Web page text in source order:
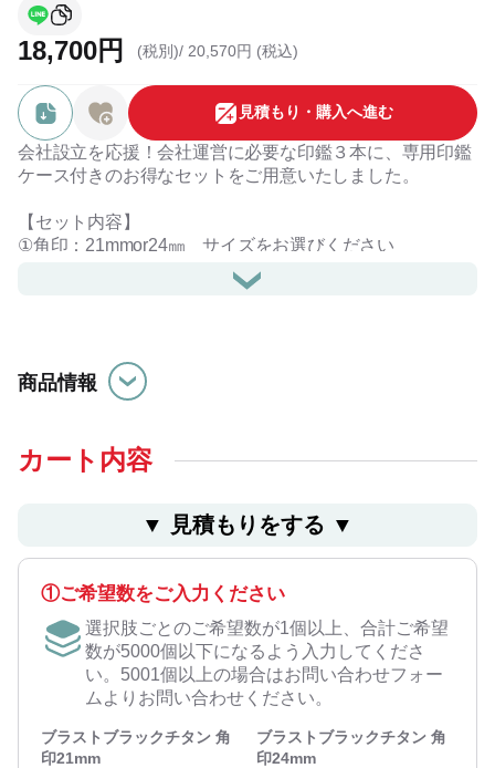
18,700円 (税別)/ 20,570円 (税込)
会社設立を応援！会社運営に必要な印鑑３本に、専用印鑑
ケース付きのお得なセットをご用意いたしました。
【セット内容】
①角印：21mmor24㎜ サイズをお選びください
・角印と、代表者印・銀行印の外側はご指定の「会社名」
で作成いたします。
・代表者印の内側の内容はご指定ください。（「代表取締
役印」「代表者印」など）
メッセージ入力欄へ「会社名」「代表者印内側の内容」
「書体」をご入力ください。
⾒積もり・購⼊へ進む
商品情報
カート内容
▼ ⾒積もりをする ▼
①ご希望数をご入力ください
選択肢ごとのご希望数が1個以上、合計ご希望
数が5000個以下になるよう入力してくださ
い。5001個以上の場合はお問い合わせフォー
ムよりお問い合わせください。
ブラストブラックチタン 角
印21mm
ブラストブラックチタン 角
印24mm